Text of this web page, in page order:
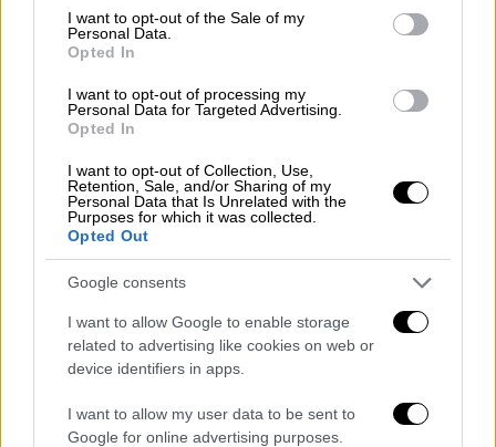
consent section.
I want to opt-out of the Sale of my
Personal Data.
Opted In
I want to opt-out of processing my
Personal Data for Targeted Advertising.
Opted In
I want to opt-out of Collection, Use,
Retention, Sale, and/or Sharing of my
Personal Data that Is Unrelated with the
Purposes for which it was collected.
Opted Out
Google consents
I want to allow Google to enable storage
related to advertising like cookies on web or
device identifiers in apps.
I want to allow my user data to be sent to
Google for online advertising purposes.
Υφίσταται δίκτυο διασυνδεδεμένων άμεσα ή
έμμεσα με την Ε.Υ.Π ιδιωτικών εταιρειών
που συνεργάζονται με το Κέντρο
Τεχνολογικής Υποστήριξης Ανάπτυξης
Καινοτομίας (ΚΕΤΥΑΚ) της ΕΥΠ ή με
οποιαδήποτε άλλη χρηματοδοτούμενη από
το ελληνικό κράτος οντότητα;
Σε ποιες συγκεκριμένες περιπτώσεις
πολιτικών και άλλων προσώπων έχουν
υπάρξει επισυνδέσεις ή παγιδεύσεις
τηλεφώνων με τη χρήση κακόβουλου
λογισμικού και για ποιο χρονικό διάστημα;
Ποιοι δύνανται να χρησιμοποιούν το
κακόβουλο λογισμικό predator στην